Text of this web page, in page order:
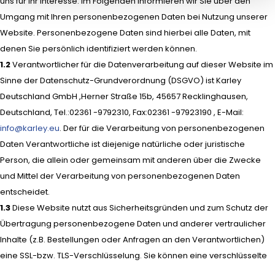
Umgang mit Ihren personenbezogenen Daten bei Nutzung unserer
Website. Personenbezogene Daten sind hierbei alle Daten, mit
denen Sie persönlich identifiziert werden können.
1.2Verantwortlicher für die Datenverarbeitung auf dieser Website im
Sinne der Datenschutz-Grundverordnung (DSGVO) ist Karley
Deutschland GmbH ,Herner Straße 15b, 45657 Recklinghausen,
Deutschland, Tel.:02361 -9792310, Fax:02361 -97923190 , E-Mail:
info@karley.eu. Der für die Verarbeitung von personenbezogenen
Daten Verantwortliche ist diejenige natürliche oder juristische
Person, die allein oder gemeinsam mit anderen über die Zwecke
und Mittel der Verarbeitung von personenbezogenen Daten
entscheidet.
1.3Diese Website nutzt aus Sicherheitsgründen und zum Schutz der
Übertragung personenbezogene Daten und anderer vertraulicher
Inhalte (z.B. Bestellungen oder Anfragen an den Verantwortlichen)
eine SSL-bzw. TLS-Verschlüsselung. Sie können eine verschlüsselte